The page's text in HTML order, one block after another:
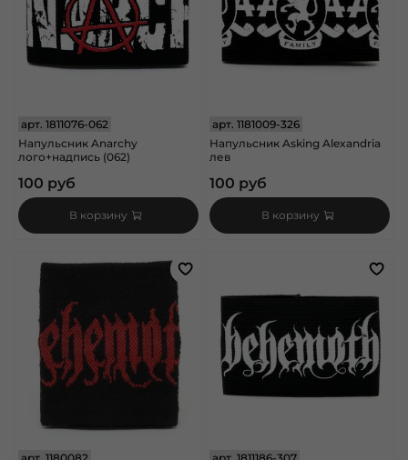
арт. 1811076-062
Напульсник Anarchy
лого+надпись (062)
100 руб
В корзину
арт.1181009-326
Напульсник Asking Alexandria
лев
100 руб
В корзину